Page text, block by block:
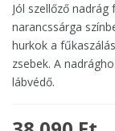
Jól szellőző
narancssárga
hurkok a
zsebek. A
lábvédő.